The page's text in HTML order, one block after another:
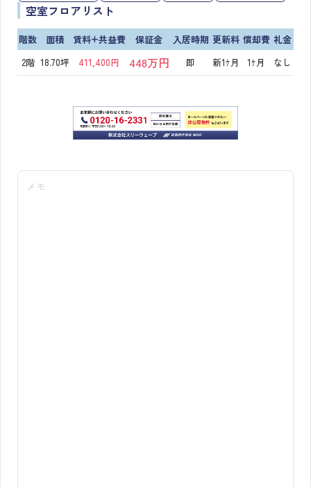
空室フロアリスト
階数 面積 賃料+共益費 保証金 入居時期 更新料 償却費 礼金
2階 18.70坪 411,400円 448万円 即 新1ｹ月 1ｹ月 なし
メモ